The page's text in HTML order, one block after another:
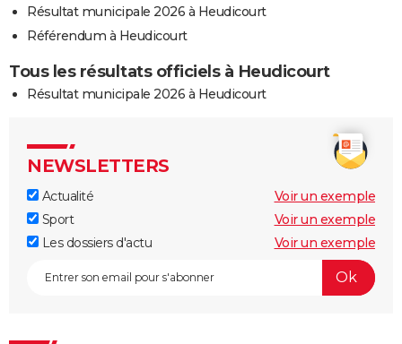
Résultat municipale 2026 à Heudicourt
Référendum à Heudicourt
Tous les résultats officiels à Heudicourt
Résultat municipale 2026 à Heudicourt
NEWSLETTERS
Actualité
Voir un exemple
Sport
Voir un exemple
Les dossiers d'actu
Voir un exemple